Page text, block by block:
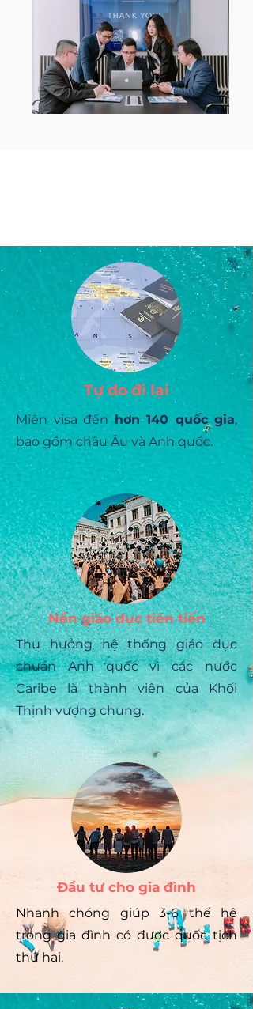
Tự do đi lại
Miễn visa đến hơn 140 quốc gia,
bao gồm châu Âu và Anh quốc.
Nền giáo dục tiên tiến
Thụ hưởng hệ thống giáo dục
chuẩn Anh quốc vì các nước
Caribe là thành viên của Khối
Thịnh vượng chung.
Đầu tư cho gia đình
Nhanh chóng giúp 3-6 thế hệ
trong gia đình có được quốc tịch
thứ hai.